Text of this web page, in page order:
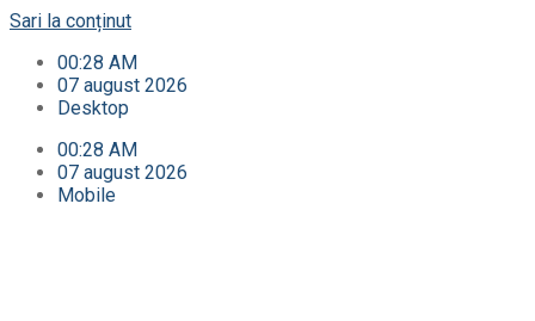
Sari la conținut
00:28 AM
07 august 2026
Desktop
00:28 AM
07 august 2026
Mobile